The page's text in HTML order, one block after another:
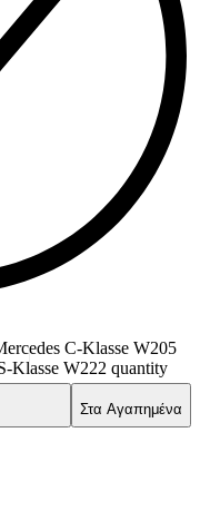
C-Klasse W205
Klasse W222 quantity
Στα Αγαπημένα